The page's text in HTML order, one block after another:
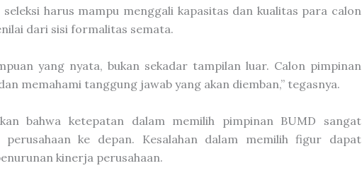
harus mampu menggali kapasitas dan kualitas para calon
dari sisi formalitas semata.
yang nyata, bukan sekadar tampilan luar. Calon pimpinan
memahami tanggung jawab yang akan diemban,” tegasnya.
bahwa ketepatan dalam memilih pimpinan BUMD sangat
perusahaan ke depan. Kesalahan dalam memilih figur dapat
kinerja perusahaan.